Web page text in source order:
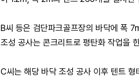
B씨 등은 검단파크골프장의 바닥에 폭
조성 공사는 콘크리트로 평탄화 작업을
C씨는 해당 바닥 조성 공사 이후 텐트